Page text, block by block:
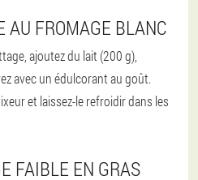
AU FROMAGE BLANC
ajoutez du lait (200 g),
avec un édulcorant au goût.
et laissez-le refroidir dans les
FAIBLE EN GRAS